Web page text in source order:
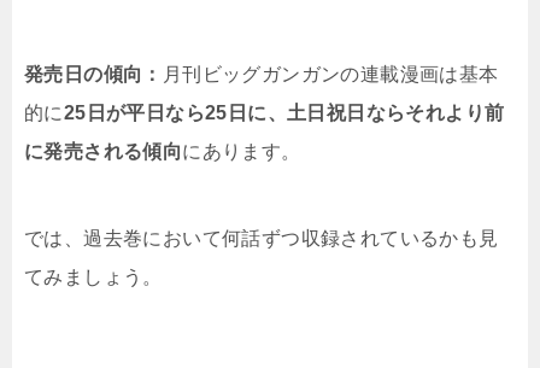
発売日の傾向： 月刊ビッグガンガンの連載漫画は基本
的に25日が平日なら25日に、土日祝日ならそれより前
に発売される傾向にあります。
では、過去巻において何話ずつ収録されているかも見
てみましょう。